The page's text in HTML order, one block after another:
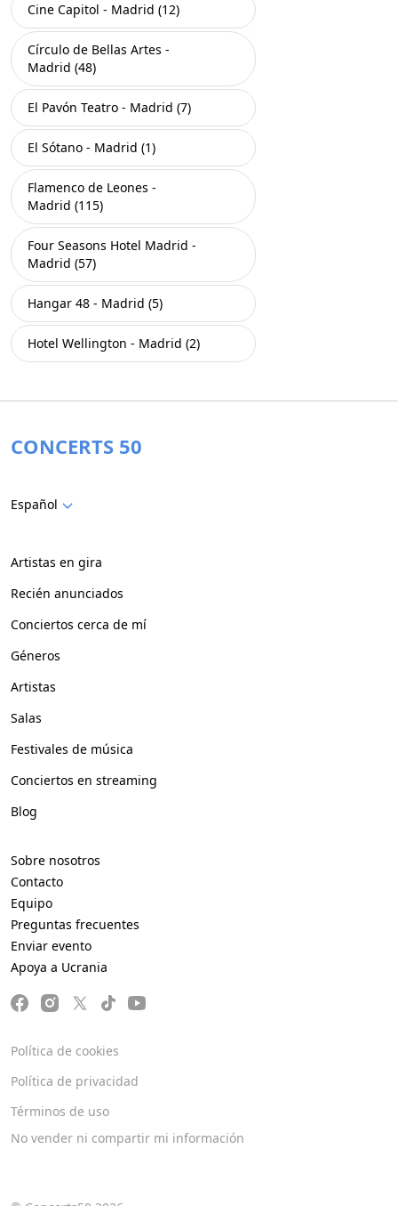
Cine Capitol - Madrid (12)
Círculo de Bellas Artes -
Madrid (48)
El Pavón Teatro - Madrid (7)
El Sótano - Madrid (1)
Flamenco de Leones -
Madrid (115)
Four Seasons Hotel Madrid -
Madrid (57)
Hangar 48 - Madrid (5)
Hotel Wellington - Madrid (2)
CONCERTS 50
Español
Artistas en gira
Recién anunciados
Conciertos cerca de mí
Géneros
Artistas
Salas
Festivales de música
Conciertos en streaming
Blog
Sobre nosotros
Contacto
Equipo
Preguntas frecuentes
Enviar evento
Apoya a Ucrania
Política de cookies
Política de privacidad
Términos de uso
No vender ni compartir mi información